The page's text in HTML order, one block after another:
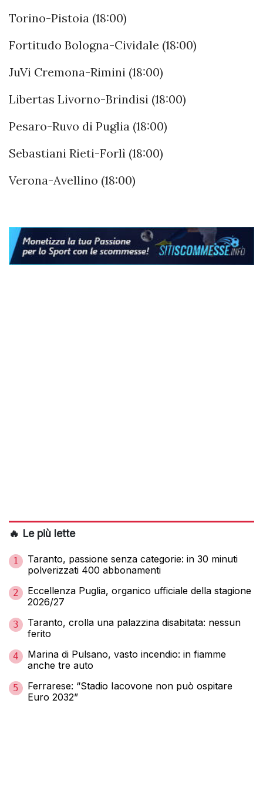
Torino-Pistoia (18:00)
Fortitudo Bologna-Cividale (18:00)
JuVi Cremona-Rimini (18:00)
Libertas Livorno-Brindisi (18:00)
Pesaro-Ruvo di Puglia (18:00)
Sebastiani Rieti-Forlì (18:00)
Verona-Avellino (18:00)
🔥 Le più lette
1
Taranto, passione senza categorie: in 30 minuti
polverizzati 400 abbonamenti
2
Eccellenza Puglia, organico ufficiale della stagione
2026/27
3
Taranto, crolla una palazzina disabitata: nessun
ferito
4
Marina di Pulsano, vasto incendio: in fiamme
anche tre auto
5
Ferrarese: “Stadio Iacovone non può ospitare
Euro 2032”